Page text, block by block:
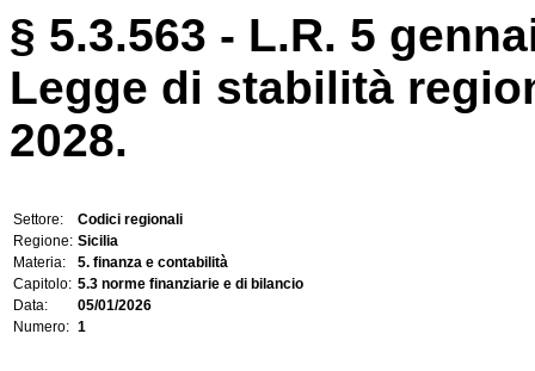
§ 5.3.563 - L.R. 5
Legge di stabilità
2028.
Settore:
Codici regionali
Regione: Sicilia
Materia:
5. finanza e contabilità
Capitolo: 5.3 norme finanziarie e di bilancio
Data:
05/01/2026
Numero: 1